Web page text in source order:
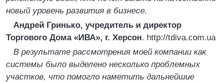
новый уровень развития в бизнесе.
Андрей Гринько, учредитель и директор
Торгового Дома «ИВА», г. Херсон. http://tdiva.com.ua
В результате рассмотрения моей компании как
системы было выделено несколько проблемных
участков, что помогло наметить дальнейшие